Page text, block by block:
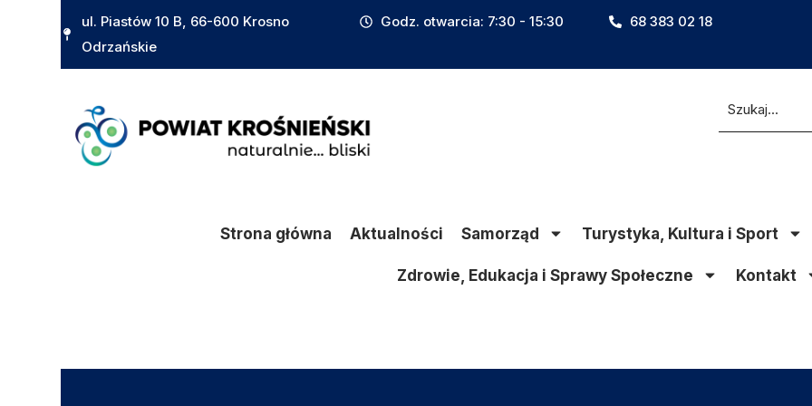
treściul. Piastów 10 B, 66-600 Krosno
Odrzańskie
Godz. otwarcia: 7:30 - 15:30 68 383 02 18
Strona główna Aktualności Samorząd Turystyka, Kultura i Sport
Zdrowie, Edukacja i Sprawy Społeczne Kontakt